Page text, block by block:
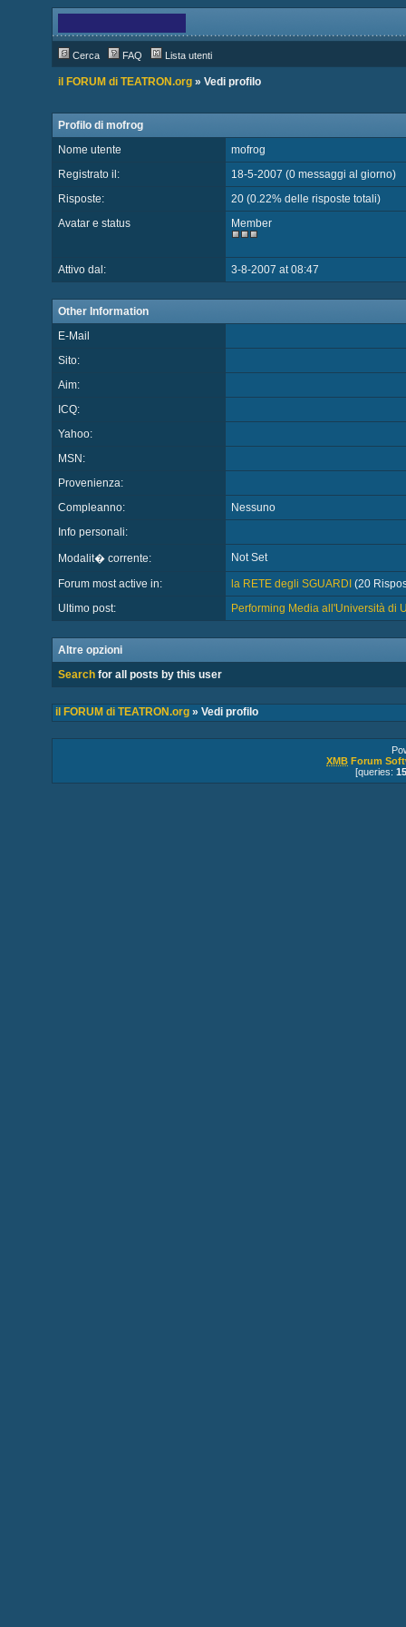
Cerca FAQ Lista utenti
il FORUM di TEATRON.org» Vedi profilo
Profilo di mofrog
Nome utente
mofrog
Registrato il:
18-5-2007 (0 messaggi al giorno)
Risposte:
20 (0.22% delle risposte totali)
Avatar e status
Member
Attivo dal: 3-8-2007 at 08:47
Other Information
E-Mail
Sito:
Aim:
ICQ:
Yahoo:
MSN:
Provenienza:
Compleanno:
Nessuno
Info personali:
Modalit� corrente: Not Set
Forum most active in: la RETE degli SGUARDI (20
Ultimo post:
Performing Media all'Università di
Altre opzioni
Searchfor all posts by this user
il FORUM di TEATRON.org» Vedi profilo
XMB Forum
[queries: 15